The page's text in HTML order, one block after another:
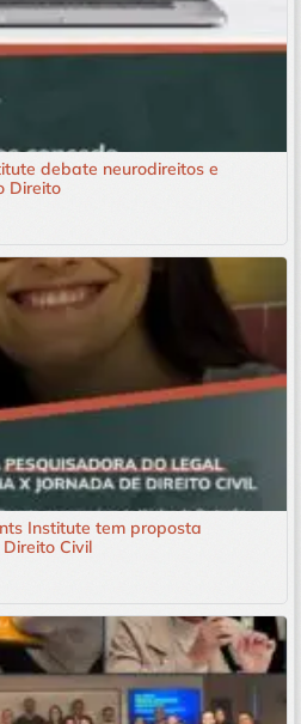
debate neurodireitos e
Direito
Institute tem proposta
Civil